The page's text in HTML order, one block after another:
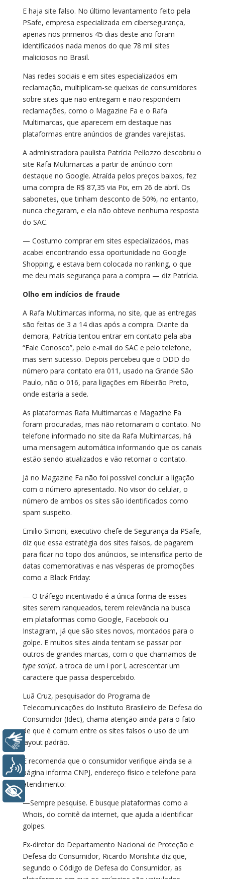
E haja site falso. No último levantamento feito pela
PSafe, empresa especializada em cibersegurança,
apenas nos primeiros 45 dias deste ano foram
identificados nada menos do que 78 mil sites
maliciosos no Brasil.
Nas redes sociais e em sites especializados em
reclamação, multiplicam-se queixas de consumidores
sobre sites que não entregam e não respondem
reclamações, como o Magazine Fa e o Rafa
Multimarcas, que aparecem em destaque nas
plataformas entre anúncios de grandes varejistas.
A administradora paulista Patrícia Pellozzo descobriu o
site Rafa Multimarcas a partir de anúncio com
destaque no Google. Atraída pelos preços baixos, fez
uma compra de R$ 87,35 via Pix, em 26 de abril. Os
sabonetes, que tinham desconto de 50%, no entanto,
nunca chegaram, e ela não obteve nenhuma resposta
do SAC.
— Costumo comprar em sites especializados, mas
acabei encontrando essa oportunidade no Google
Shopping, e estava bem colocada no ranking, o que
me deu mais segurança para a compra — diz Patrícia.
Olho em indícios de fraude
A Rafa Multimarcas informa, no site, que as entregas
são feitas de 3 a 14 dias após a compra. Diante da
demora, Patrícia tentou entrar em contato pela aba
“Fale Conosco”, pelo e-mail do SAC e pelo telefone,
mas sem sucesso. Depois percebeu que o DDD do
número para contato era 011, usado na Grande São
Paulo, não o 016, para ligações em Ribeirão Preto,
onde estaria a sede.
As plataformas Rafa Multimarcas e Magazine Fa
foram procuradas, mas não retornaram o contato. No
telefone informado no site da Rafa Multimarcas, há
uma mensagem automática informando que os canais
estão sendo atualizados e vão retornar o contato.
Já no Magazine Fa não foi possível concluir a ligação
com o número apresentado. No visor do celular, o
número de ambos os sites são identificados como
spam suspeito.
Emilio Simoni, executivo-chefe de Segurança da PSafe,
diz que essa estratégia dos sites falsos, de pagarem
para ficar no topo dos anúncios, se intensifica perto de
datas comemorativas e nas vésperas de promoções
como a Black Friday:
— O tráfego incentivado é a única forma de esses
sites serem ranqueados, terem relevância na busca
em plataformas como Google, Facebook ou
Instagram, já que são sites novos, montados para o
golpe. E muitos sites ainda tentam se passar por
outros de grandes marcas, com o que chamamos de
type script, a troca de um i por l, acrescentar um
caractere que passa despercebido.
Luã Cruz, pesquisador do Programa de
Telecomunicações do Instituto Brasileiro de Defesa do
Consumidor (Idec), chama atenção ainda para o fato
de que é comum entre os sites falsos o uso de um
layout padrão.
E recomenda que o consumidor verifique ainda se a
página informa CNPJ, endereço físico e telefone para
atendimento:
—Sempre pesquise. E busque plataformas como a
Whois, do comitê da internet, que ajuda a identificar
golpes.
Ex-diretor do Departamento Nacional de Proteção e
Defesa do Consumidor, Ricardo Morishita diz que,
segundo o Código de Defesa do Consumidor, as
Libras
Voz